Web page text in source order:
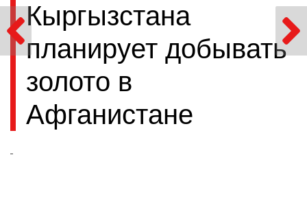
Кыргызстана
планирует добывать
золото в
Афганистане